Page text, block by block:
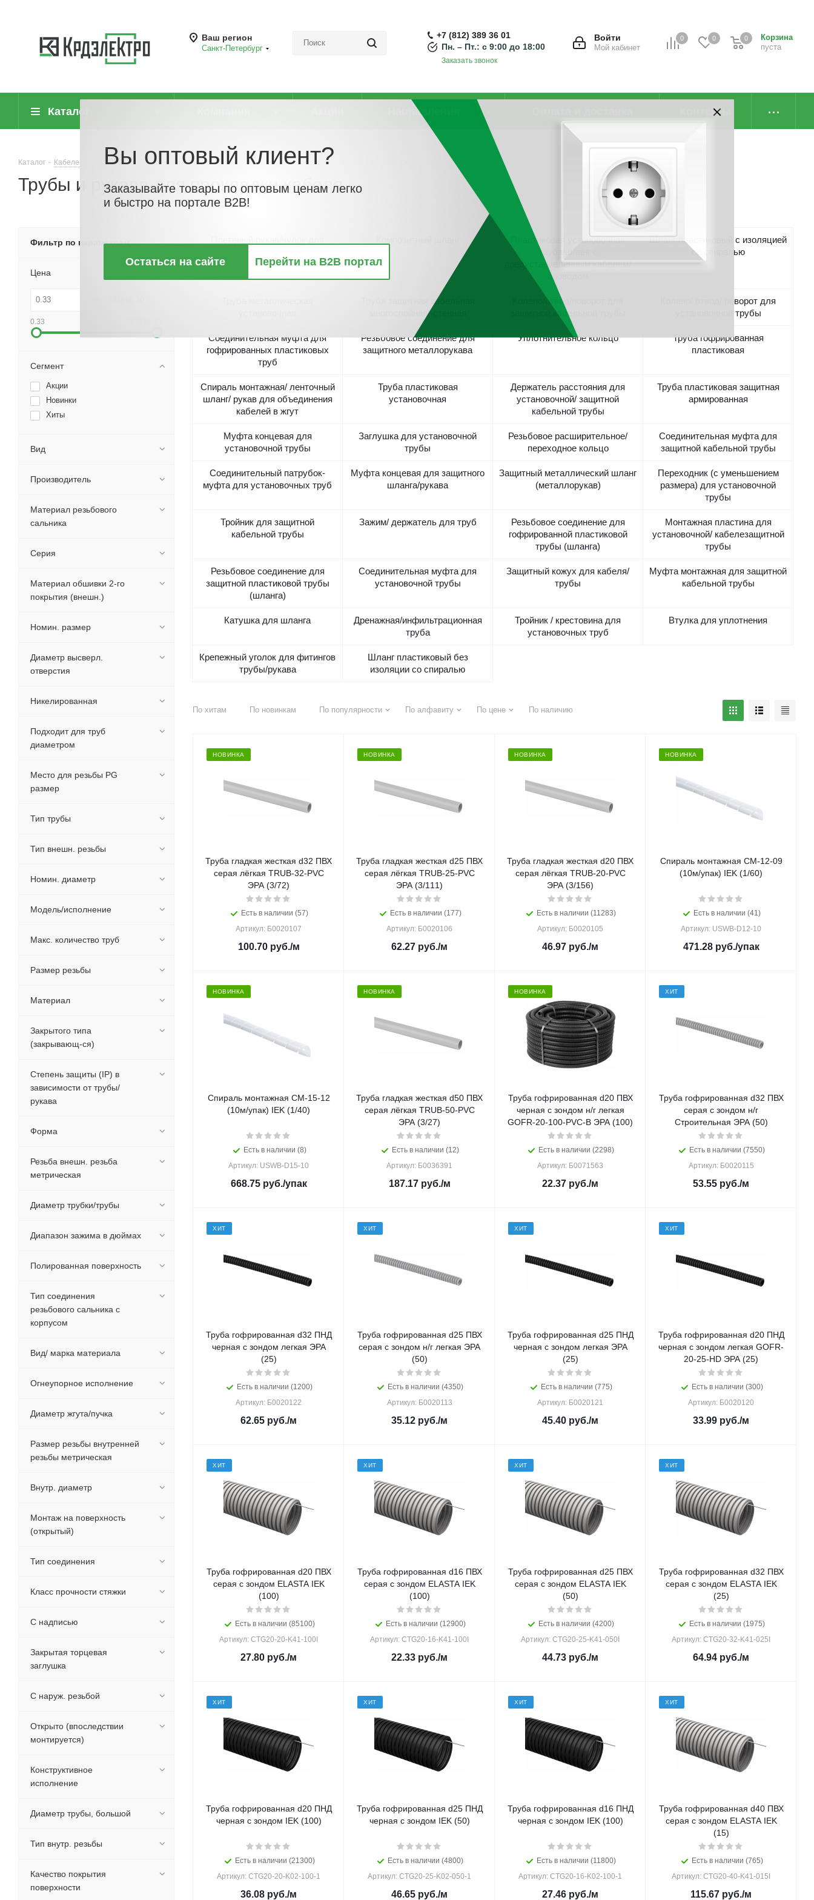
Ваш регион
Санкт-Петербург
0 0
Корзина
пуста
0
Войти
Мой кабинет
+7 (812) 389 36 01
Пн. – Пт.: с 9:00 до 18:00
Заказать звонок
Каталог Направления Контакты
Каталог - Кабеленесущие системы (системы для прокладки кабеля) - Трубы и рукава для прокладки кабеля
Трубы и рукава для прокладки кабеля
Пластиковая установочная
труба/шланг с
предустановленным кабелем/
проводом
Шланг пластиковый с изоляцией
со спиралью
Труба защитная кабельная
многослойная/-стенная
Колено/отвод/поворот для
защитной кабельной трубы
Колено/ отвод/ поворот для
установочной трубы
Соединительная муфта для
гофрированных пластиковых
труб
Резьбовое соединение для
защитного металлорукава
Уплотнительное кольцо
Труба гофрированная
пластиковая
Спираль монтажная/ ленточный
шланг/ рукав для объединения
кабелей в жгут
Труба пластиковая
установочная
Держатель расстояния для
установочной/ защитной
кабельной трубы
Труба пластиковая защитная
армированная
Муфта концевая для
установочной трубы
Заглушка для установочной
трубы
Резьбовое расширительное/
переходное кольцо
Соединительная муфта для
защитной кабельной трубы
Соединительный патрубок-
муфта для установочных труб
Муфта концевая для защитного
шланга/рукава
Защитный металлический шланг
(металлорукав)
Переходник (с уменьшением
размера) для установочной
трубы
Тройник для защитной
кабельной трубы
Зажим/ держатель для труб
Резьбовое соединение для
гофрированной пластиковой
трубы (шланга)
Монтажная пластина для
установочной/ кабелезащитной
трубы
Резьбовое соединение для
защитной пластиковой трубы
(шланга)
Соединительная муфта для
установочной трубы
Защитный кожух для кабеля/
трубы
Муфта монтажная для защитной
кабельной трубы
Катушка для шланга
Дренажная/инфильтрационная
труба
Тройник / крестовина для
установочных труб
Втулка для уплотнения
Крепежный уголок для фитингов
трубы/рукава
Шланг пластиковый без
изоляции со спиралью
По хитам По новинкам По популярности По алфавиту По цене По наличию
НОВИНКА
Труба гладкая жесткая d32 ПВХ
серая лёгкая TRUB-32-PVC
ЭРА (3/72)
Есть в наличии (57)
Артикул: Б0020107
100.70руб./м
НОВИНКА
Труба гладкая жесткая d25 ПВХ
серая лёгкая TRUB-25-PVC
ЭРА (3/111)
Есть в наличии (177)
Артикул: Б0020106
62.27 руб./м
НОВИНКА
Труба гладкая жесткая d20 ПВХ
серая лёгкая TRUB-20-PVC
ЭРА (3/156)
Есть в наличии (11283)
Артикул: Б0020105
46.97 руб./м
НОВИНКА
Спираль монтажная СМ-12-09
(10м/упак) IEK (1/60)
Есть в наличии (41)
Артикул: USWB-D12-10
471.28руб./упак
НОВИНКА
Спираль монтажная СМ-15-12
(10м/упак) IEK (1/40)
Есть в наличии (8)
Артикул: USWB-D15-10
668.75руб./упак
НОВИНКА
Труба гладкая жесткая d50 ПВХ
серая лёгкая TRUB-50-PVC
ЭРА (3/27)
Есть в наличии (12)
Артикул: Б0036391
187.17руб./м
НОВИНКА
Труба гофрированная d20 ПВХ
черная с зондом н/г легкая
GOFR-20-100-PVС-B ЭРА (100)
Есть в наличии (2298)
Артикул: Б0071563
22.37 руб./м
ХИТ
Труба гофрированная d32 ПВХ
серая с зондом н/г
Строительная ЭРА (50)
Есть в наличии (7550)
Артикул: Б0020115
53.55 руб./м
ХИТ
Труба гофрированная d32 ПНД
черная с зондом легкая ЭРА
(25)
Есть в наличии (1200)
Артикул: Б0020122
62.65 руб./м
ХИТ
Труба гофрированная d25 ПВХ
серая с зондом н/г легкая ЭРА
(50)
Есть в наличии (4350)
Артикул: Б0020113
35.12 руб./м
ХИТ
Труба гофрированная d25 ПНД
черная с зондом легкая ЭРА
(25)
Есть в наличии (775)
Артикул: Б0020121
45.40 руб./м
ХИТ
Труба гофрированная d20 ПНД
черная с зондом легкая GOFR-
20-25-HD ЭРА (25)
Есть в наличии (300)
Артикул: Б0020120
33.99 руб./м
ХИТ
Труба гофрированная d20 ПВХ
серая с зондом ELASTA IEK
(100)
Есть в наличии (85100)
Артикул: CTG20-20-K41-100I
27.80 руб./м
ХИТ
Труба гофрированная d16 ПВХ
серая с зондом ELASTA IEK
(100)
Есть в наличии (12900)
Артикул: CTG20-16-K41-100I
22.33 руб./м
ХИТ
Труба гофрированная d25 ПВХ
серая с зондом ELASTA IEK
(50)
Есть в наличии (4200)
Артикул: CTG20-25-K41-050I
44.73 руб./м
ХИТ
Труба гофрированная d32 ПВХ
серая с зондом ELASTA IEK
(25)
Есть в наличии (1975)
Артикул: CTG20-32-K41-025I
64.94 руб./м
ХИТ
Труба гофрированная d20 ПНД
черная с зондом IEK (100)
Есть в наличии (21300)
Артикул: CTG20-20-K02-100-1
36.08 руб./м
ХИТ
Труба гофрированная d25 ПНД
черная с зондом IEK (50)
Есть в наличии (4800)
Артикул: CTG20-25-K02-050-1
46.65 руб./м
ХИТ
Труба гофрированная d16 ПНД
черная с зондом IEK (100)
Есть в наличии (11800)
Артикул: CTG20-16-K02-100-1
27.46 руб./м
ХИТ
Труба гофрированная d40 ПВХ
серая с зондом ELASTA IEK
(15)
Есть в наличии (765)
Артикул: CTG20-40-K41-015I
115.67 руб./м
Фильтр по параметрам
Цена
0.33
Сегмент
Акции
Новинки
Хиты
Вид
Производитель
Материал резьбового
сальника
Серия
Материал обшивки 2-го
покрытия (внешн.)
Номин. размер
Диаметр высверл.
отверстия
Никелированная
Подходит для труб
диаметром
Место для резьбы PG
размер
Тип трубы
Тип внешн. резьбы
Номин. диаметр
Модель/исполнение
Макс. количество труб
Размер резьбы
Материал
Закрытого типа
(закрывающ-ся)
Степень защиты (IP) в
зависимости от трубы/
рукава
Форма
Резьба внешн. резьба
метрическая
Диаметр трубки/трубы
Диапазон зажима в дюймах
Полированная поверхность
Тип соединения
резьбового сальника с
корпусом
Вид/ марка материала
Огнеупорное исполнение
Диаметр жгута/пучка
Размер резьбы внутренней
резьбы метрическая
Внутр. диаметр
Монтаж на поверхность
(открытый)
Тип соединения
Класс прочности стяжки
С надписью
Закрытая торцевая
заглушка
С наруж. резьбой
Открыто (впоследствии
монтируется)
Конструктивное
исполнение
Диаметр трубы, большой
Тип внутр. резьбы
Качество покрытия
поверхности
Вы оптовый клиент?
Заказывайте товары по оптовым ценам легко
и быстро на портале B2B!
Остаться на сайте Перейти на B2B портал